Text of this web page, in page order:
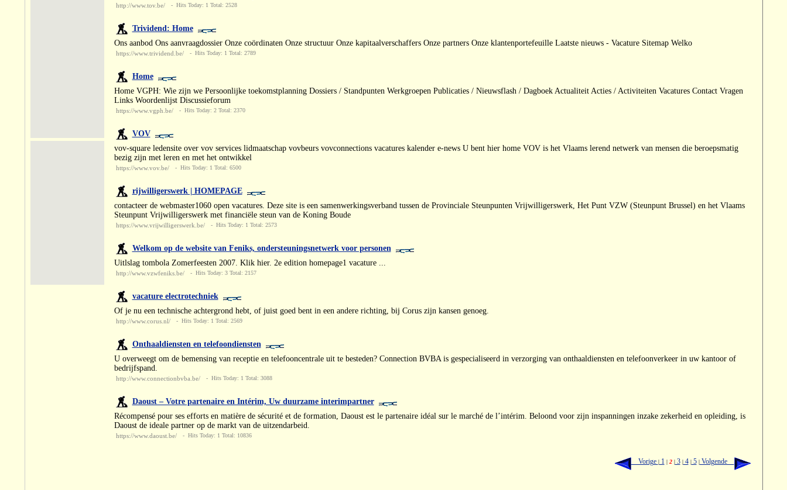
http://www.tov.be/ - Hits Today: 1 Total: 2528
Trividend: Home
Ons aanbod Ons aanvraagdossier Onze coördinaten Onze structuur Onze kapitaalverschaffers Onze partners Onze klantenportefeuille Laatste nieuws - Vacature Sitemap Welko
https://www.trividend.be/ - Hits Today: 1 Total: 2789
Home
Home VGPH: Wie zijn we Persoonlijke toekomstplanning Dossiers / Standpunten Werkgroepen Publicaties / Nieuwsflash / Dagboek Actualiteit Acties / Activiteiten Vacatures Contact Vragen
Links Woordenlijst Discussieforum
https://www.vgph.be/ - Hits Today: 2 Total: 2370
VOV
vov-square ledensite over vov services lidmaatschap vovbeurs vovconnections vacatures kalender e-news U bent hier home VOV is het Vlaams lerend netwerk van mensen die beroepsmatig
bezig zijn met leren en met het ontwikkel
https://www.vov.be/ - Hits Today: 1 Total: 6500
rijwilligerswerk | HOMEPAGE
contacteer de webmaster1060 open vacatures. Deze site is een samenwerkingsverband tussen de Provinciale Steunpunten Vrijwilligerswerk, Het Punt VZW (Steunpunt Brussel) en het Vlaams
Steunpunt Vrijwilligerswerk met financiële steun van de Koning Boude
https://www.vrijwilligerswerk.be/ - Hits Today: 1 Total: 2573
Welkom op de website van Feniks, ondersteuningsnetwerk voor personen
Uitlslag tombola Zomerfeesten 2007. Klik hier. 2e edition homepage1 vacature ...
http://www.vzwfeniks.be/ - Hits Today: 3 Total: 2157
vacature electrotechniek
Of je nu een technische achtergrond hebt, of juist goed bent in een andere richting, bij Corus zijn kansen genoeg.
http://www.corus.nl/ - Hits Today: 1 Total: 2569
Onthaaldiensten en telefoondiensten
U overweegt om de bemensing van receptie en telefooncentrale uit te besteden? Connection BVBA is gespecialiseerd in verzorging van onthaaldiensten en telefoonverkeer in uw kantoor of
bedrijfspand.
http://www.connectionbvba.be/ - Hits Today: 1 Total: 3088
Daoust – Votre partenaire en Intérim, Uw duurzame interimpartner
Récompensé pour ses efforts en matière de sécurité et de formation, Daoust est le partenaire idéal sur le marché de l’intérim. Beloond voor zijn inspanningen inzake zekerheid en opleiding, is
Daoust de ideale partner op de markt van de uitzendarbeid.
https://www.daoust.be/ - Hits Today: 1 Total: 10836
Vorige |1 | 2|3|4|5|Volgende